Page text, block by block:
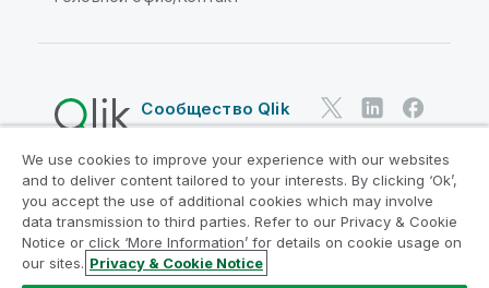
Сообщество Qlik
Юридические соглашения
Условия использования продуктов
Legal Policies
Юридические положения
Условия использования
Товарные знаки
We use cookies to improve your experience with our websites
and to deliver content tailored to your interests. By clicking ‘Ok’,
you accept the use of additional cookies which may involve
data transmission to third parties. Refer to our Privacy & Cookie
Notice or click ‘More Information’ for details on cookie usage on
our sites. Privacy & Cookie Notice